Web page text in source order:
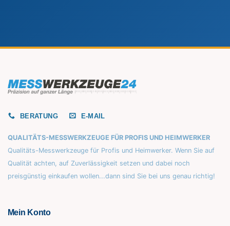
BERATUNG E-MAIL
QUALITÄTS-MESSWERKZEUGE FÜR PROFIS UND HEIMWERKER
Qualitäts-Messwerkzeuge für Profis und Heimwerker. Wenn Sie auf
Qualität achten, auf Zuverlässigkeit setzen und dabei noch
preisgünstig einkaufen wollen...dann sind Sie bei uns genau richtig!
Mein Konto